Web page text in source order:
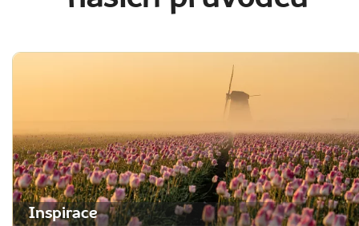
Inspirace